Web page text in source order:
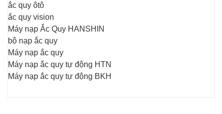
ắc quy ôtô
ắc quy vision
Máy nạp Ắc Quy HANSHIN
bộ nạp ắc quy
Máy nạp ắc quy
Máy nạp ắc quy tự động HTN
Máy nạp ắc quy tự động BKH